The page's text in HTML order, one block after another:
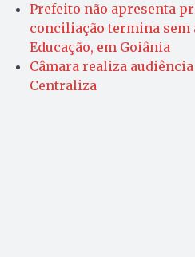
Prefeito não apresenta
conciliação termina sem
Educação, em Goiânia
Câmara realiza
Centraliza